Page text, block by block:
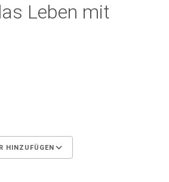
Leben mit
HINZUFÜGEN